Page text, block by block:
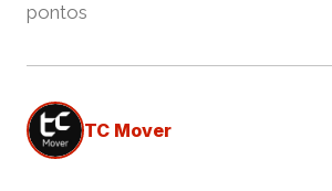
pontos
TC Mover